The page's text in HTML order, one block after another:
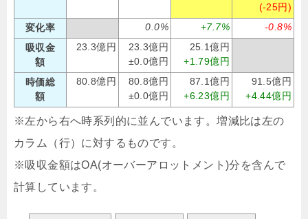
(-25円)
変化率
0.0% +7.7%
-0.8%
吸収金
額
23.3億円
23.3億円
±0.0億円
25.1億円
+1.79億円
時価総
額
80.8億円
80.8億円
±0.0億円
87.1億円
+6.23億円
91.5億円
+4.44億円
※左から右へ時系列的に並んでいます。増減比は左の
カラム（行）に対するものです。
※吸収金額はOA(オーバーアロットメント)分を含んで
計算しています。